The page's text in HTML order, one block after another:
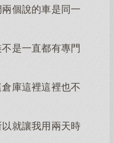
個說的車是同一
是一直都有專門
庫這裡這裡也不
就讓我用兩天時